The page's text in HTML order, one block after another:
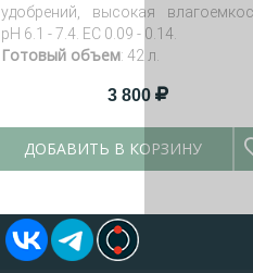
удобрений, высокая
pH 6.1 - 7.4. EC 0.09 - 0.14.
Готовый объем: 42 л.
3 800
ДОБАВИТЬ В КОРЗИНУ